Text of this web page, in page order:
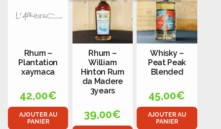
Rhum –
Plantation
xaymaca
42,00€
AJOUTER AU
PANIER
Rhum –
William
Hinton Rum
da Madere
3years
39,00€
Whisky –
Peat Peak
Blended
45,00€
AJOUTER AU
PANIER